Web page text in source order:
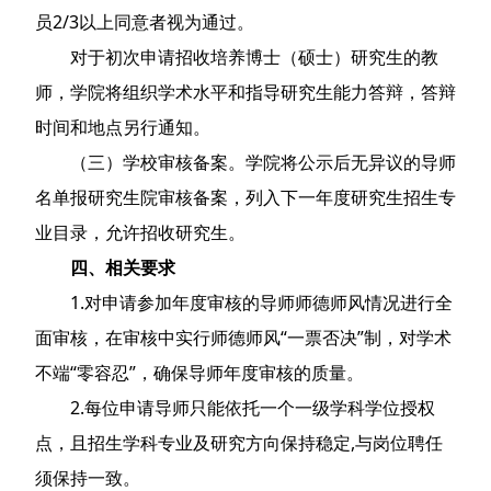
员2/3以上同意者视为通过。
对于初次申请招收培养博士（硕士）研究生的教
师，学院将组织学术水平和指导研究生能力答辩，答辩
时间和地点另行通知。
（三）学校审核备案。学院将公示后无异议的导师
名单报研究生院审核备案，列入下一年度研究生招生专
业目录，允许招收研究生。
四、相关要求
1.对申请参加年度审核的导师师德师风情况进行全
面审核，在审核中实行师德师风“一票否决”制，对学术
不端“零容忍”，确保导师年度审核的质量。
2.每位申请导师只能依托一个一级学科学位授权
点，且招生学科专业及研究方向保持稳定,与岗位聘任
须保持一致。